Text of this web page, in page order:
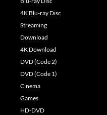
4K Blu-ray Disc
Streaming
Download
4K Download
DVD (Code 2)
DVD (Code 1)
Cinema
Games
HD-DVD